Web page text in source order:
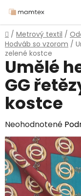
na
obsah
Domov
/ Metrový textil /
Hodváb so vzorom /
zelené kostce
Umělé
GG
kostce
Priemerné
hodnotenie
produktu
je
0,0
z
Neohodnotené